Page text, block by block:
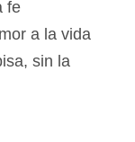
fe
a la vida
sin la